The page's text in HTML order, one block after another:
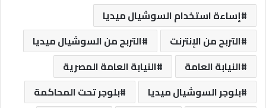
إساءة استخدام السوشيال ميديا
التربح من الإنترنت
التربح من السوشيال ميديا
النيابة العامة
النيابة العامة المصرية
بلوجر السوشيال ميديا
بلوجر تحت المحاكمة